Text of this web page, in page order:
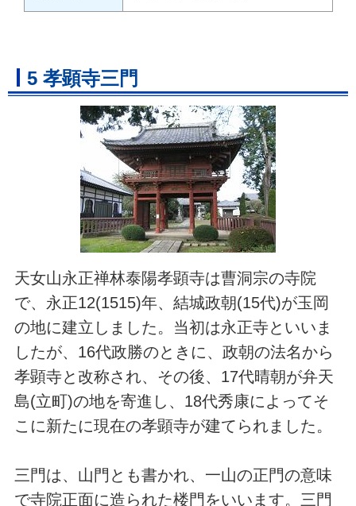
5 孝顕寺三門
天女山永正禅林泰陽孝顕寺は曹洞宗の寺院
で、永正12(1515)年、結城政朝(15代)が玉岡
の地に建立しました。当初は永正寺といいま
したが、16代政勝のときに、政朝の法名から
孝顕寺と改称され、その後、17代晴朝が弁天
島(立町)の地を寄進し、18代秀康によってそ
こに新たに現在の孝顕寺が建てられました。
三門は、山門とも書かれ、一山の正門の意味
で寺院正面に造られた楼門をいいます。三門